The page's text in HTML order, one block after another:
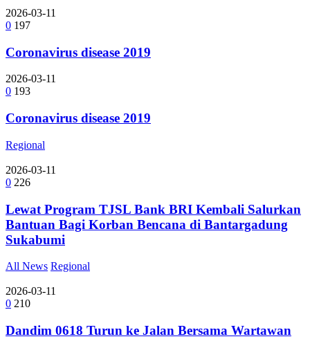
2026-03-11
0 197
Coronavirus disease 2019
2026-03-11
0 193
Coronavirus disease 2019
Regional
2026-03-11
0 226
Lewat Program TJSL Bank BRI Kembali Salurkan
Bantuan Bagi Korban Bencana di Bantargadung
Sukabumi
All News Regional
2026-03-11
0 210
Dandim 0618 Turun ke Jalan Bersama Wartawan